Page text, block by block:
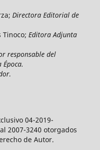
Directora Editorial de
Tinoco; Editora Adjunta
responsable del
04-2019-
2007-3240 otorgados
de Autor.